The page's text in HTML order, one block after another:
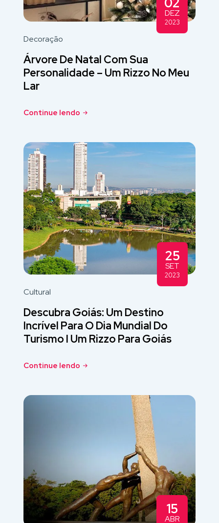
DEZ
2023
Decoração
Árvore De Natal Com Sua
Personalidade – Um Rizzo No Meu
Lar
Continue lendo
25
SET
2023
Cultural
Descubra Goiás: Um Destino
Incrível Para O Dia Mundial Do
Turismo I Um Rizzo Para Goiás
Continue lendo
15
ABR